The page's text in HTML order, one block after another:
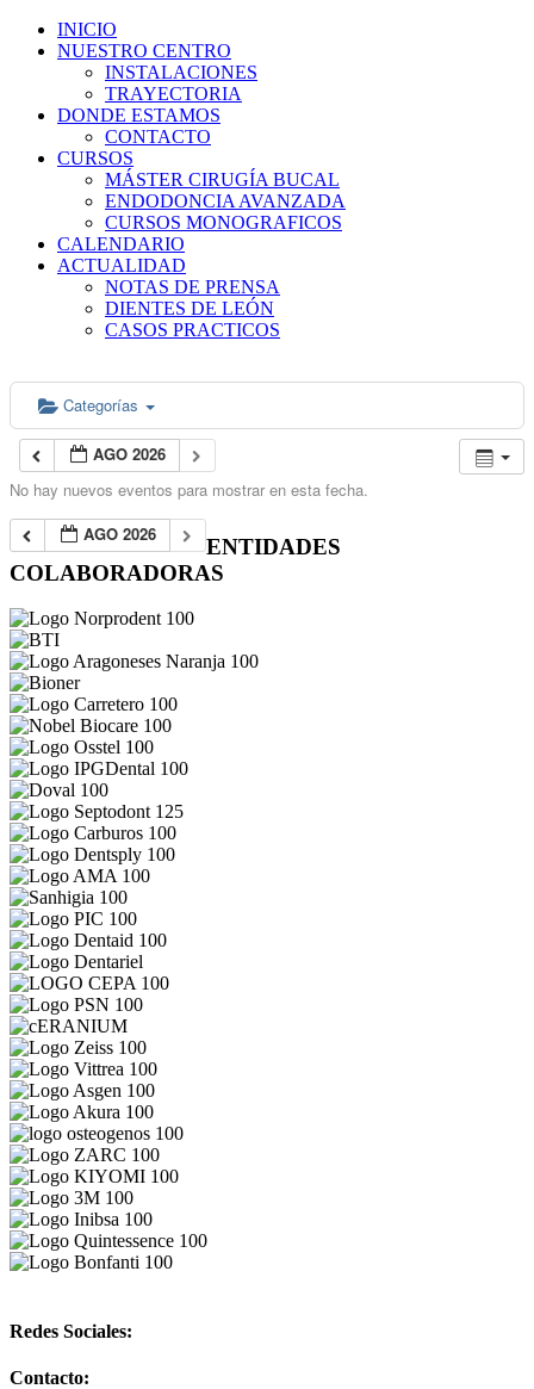
INICIO
NUESTRO CENTRO
INSTALACIONES
TRAYECTORIA
DONDE ESTAMOS
CONTACTO
CURSOS
MÁSTER CIRUGÍA BUCAL
ENDODONCIA AVANZADA
CURSOS MONOGRAFICOS
CALENDARIO
ACTUALIDAD
NOTAS DE PRENSA
DIENTES DE LEÓN
CASOS PRACTICOS
Categorías
AGO 2026
No hay nuevos eventos para mostrar en esta fecha.
AGO 2026
ENTIDADES
COLABORADORAS
Redes Sociales:
Contacto: